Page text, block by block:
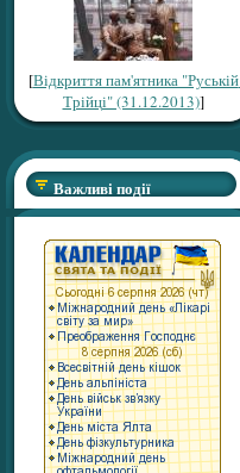
[Відкриття пам'ятника "Руській
Трійці" (31.12.2013)]
Важливі події